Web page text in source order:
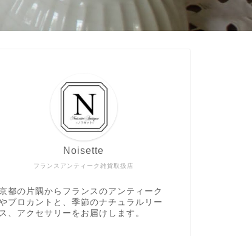
フランスアンティーク雑貨取扱店
Noisette
都の片隅からフランスのアンティーク
ブロカントと、季節のナチュラルリー
ス、アクセサリーをお届けします。